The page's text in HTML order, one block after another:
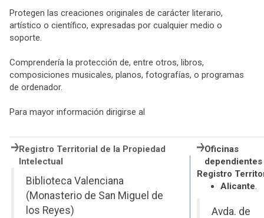
Protegen las creaciones originales de carácter literario,
artístico o científico, expresadas por cualquier medio o
soporte.
Comprendería la protección de, entre otros, libros,
composiciones musicales, planos, fotografías, o programas
de ordenador.
Para mayor información dirigirse al
Registro Territorial de la Propiedad
Intelectual
Biblioteca Valenciana
(Monasterio de San Miguel de
los Reyes)
Oficinas
Registro
Alicante.
Avda. de